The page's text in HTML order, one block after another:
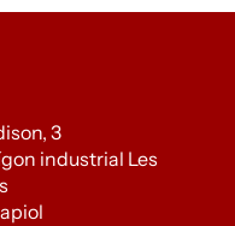
3
industrial Les